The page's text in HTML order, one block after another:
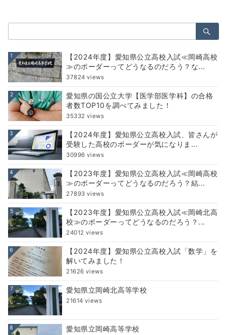
索：
1
【2024年度】愛知県公立高校入試≪岡崎高校
≫のボーダーってどうなるのだろう？な...
37824 views
2
愛知県の国公立大学【医学部医学科】の合格
者数TOP10を調べてみました！
35332 views
3
【2024年度】愛知県公立高校入試、皆さんが
受験した高校のボーダーが気になりま...
30996 views
4
【2023年度】愛知県公立高校入試≪岡崎高校
≫のボーダーってどうなるのだろう？結...
27893 views
5
【2023年度】愛知県公立高校入試≪岡崎北高
校≫のボーダーってどうなるのだろう？...
24012 views
6
【2024年度】愛知県公立高校入試「数学」を
解いてみました！
21626 views
7 愛知県立岡崎北高等学校
21614 views
8 愛知県立岡崎高等学校